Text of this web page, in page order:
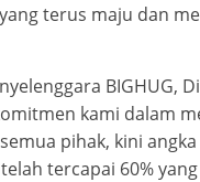
terus maju dan
BIGHUG,
kami dalam
pihak, kini
tercapai 60%